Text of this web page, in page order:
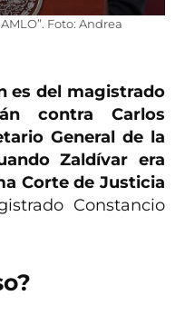
Foto: Andrea
es del magistrado
contra Carlos
General de la
Zaldívar era
Corte de Justicia
Constancio